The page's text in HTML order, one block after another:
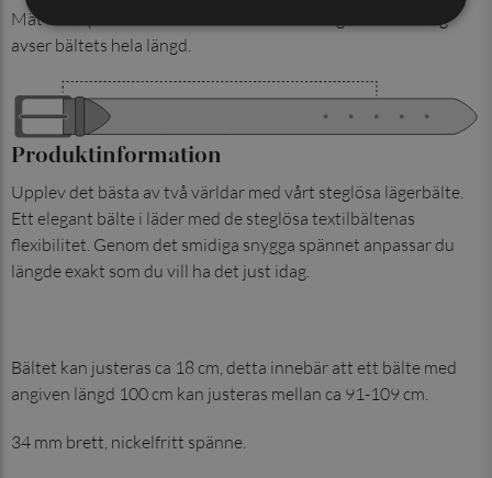
Mät från spännet till det mittersta hålet. Angiven totalläng
avser bältets hela längd.
Produktinformation
Upplev det bästa av två världar med vårt steglösa lägerbälte.
Ett elegant bälte i läder med de steglösa textilbältenas
flexibilitet. Genom det smidiga snygga spännet anpassar du
längde exakt som du vill ha det just idag.
Bältet kan justeras ca 18 cm, detta innebär att ett bälte med
angiven längd 100 cm kan justeras mellan ca 91-109 cm.
34 mm brett, nickelfritt spänne.